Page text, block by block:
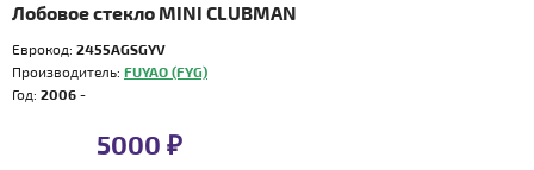
Лобовое стекло MINI CLUBMAN
Еврокод: 2455AGSGYV
Производитель: FUYAO (FYG)
Год: 2006 -
5000 ₽